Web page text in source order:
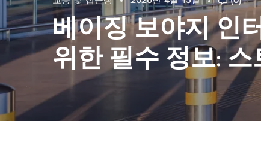
베이징 보야지 인
위한 필수 정보: